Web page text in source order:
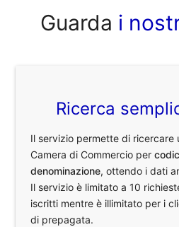
Guarda i
Ricerca
Il servizio permette di ricercare
Camera di Commercio per
denominazione, ottendo i dati
Il servizio è limitato a 10
iscritti mentre è illimitato per i
di prepagata.